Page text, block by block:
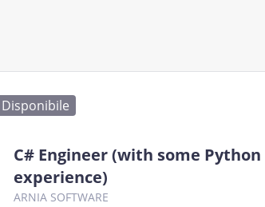
C# Engineer (with some Python
experience)
ARNIA SOFTWARE